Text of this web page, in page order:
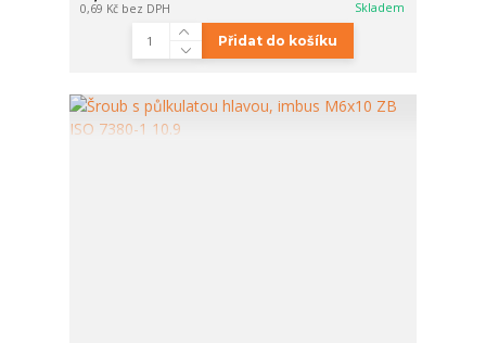
0,69 Kč bez DPH Skladem
Přidat do košíku